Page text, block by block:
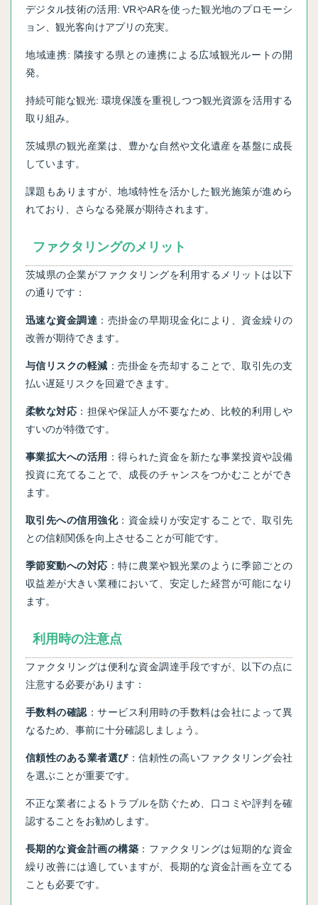
デジタル技術の活用: VRやARを使った観光地のプロモーシ
ョン、観光客向けアプリの充実。
地域連携: 隣接する県との連携による広域観光ルートの開
発。
持続可能な観光: 環境保護を重視しつつ観光資源を活用する
取り組み。
茨城県の観光産業は、豊かな自然や文化遺産を基盤に成長
しています。
課題もありますが、地域特性を活かした観光施策が進めら
れており、さらなる発展が期待されます。
ファクタリングのメリット
茨城県の企業がファクタリングを利用するメリットは以下
の通りです：
迅速な資金調達 ：売掛金の早期現金化により、資金繰りの
改善が期待できます。
与信リスクの軽減 ：売掛金を売却することで、取引先の支
払い遅延リスクを回避できます。
柔軟な対応 ：担保や保証人が不要なため、比較的利用しや
すいのが特徴です。
事業拡大への活用 ：得られた資金を新たな事業投資や設備
投資に充てることで、成長のチャンスをつかむことができ
ます。
取引先への信用強化：資金繰りが安定することで、取引先
との信頼関係を向上させることが可能です。
季節変動への対応 ：特に農業や観光業のように季節ごとの
収益差が大きい業種において、安定した経営が可能になり
ます。
利用時の注意点
ファクタリングは便利な資金調達手段ですが、以下の点に
注意する必要があります：
手数料の確認 ：サービス利用時の手数料は会社によって異
なるため、事前に十分確認しましょう。
信頼性のある業者選び：信頼性の高いファクタリング会社
を選ぶことが重要です。
不正な業者によるトラブルを防ぐため、口コミや評判を確
認することをお勧めします。
長期的な資金計画の構築 ：ファクタリングは短期的な資金
繰り改善には適していますが、長期的な資金計画を立てる
ことも必要です。